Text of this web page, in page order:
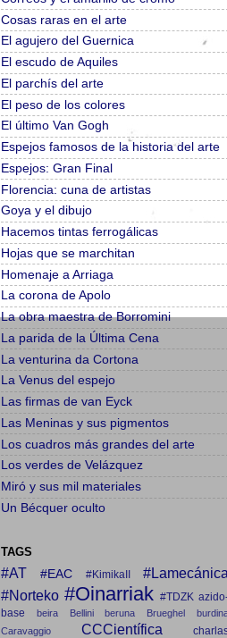
Cosas raras en el arte
El agujero del Guernica
El escudo de Aquiles
El parchís del arte
El peso de los colores
El último Van Gogh
Espejos famosos de la historia del arte
Espejos: Gran Final
Florencia: cuna de artistas
Goya y el dibujo
Hacemos tintas ferrogálicas
Hojas que se marchitan
Homenaje a Arriaga
La corona de Apolo
La obra maestra de Borromini
La parida de la Última Cena
La venturina da Cortona
La Venus del espejo
Las firmas de van Eyck
Las Meninas y sus pigmentos
Los cuadros más grandes del arte
Los verdes de Velázquez
Miró y sus mil materiales
Un Bécquer oculto
TAGS
#AT #EAC #KimikaII
#Lamecánica
#Norteko #Oinarriak #TDZK
base
beira Bellini beruna Brueghel
Caravaggio
CCCientífica